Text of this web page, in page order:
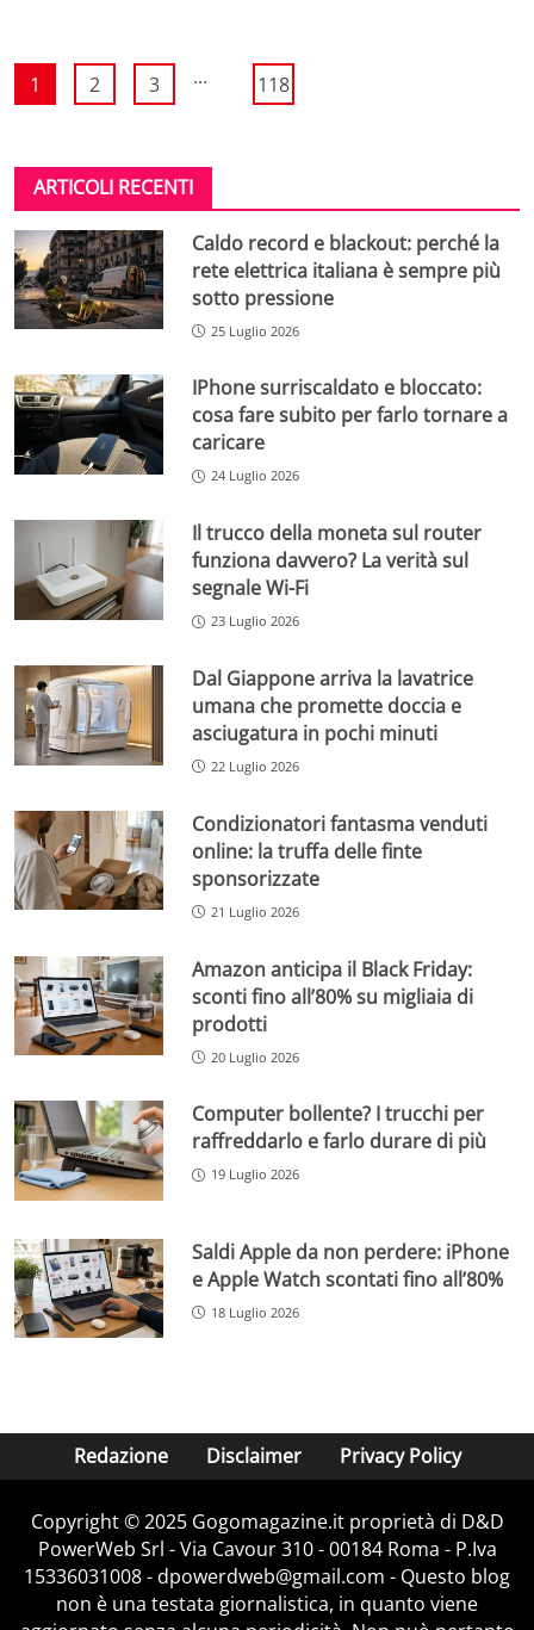
1 2 3 ... 118
ARTICOLI RECENTI
Caldo record e blackout: perché la
rete elettrica italiana è sempre più
sotto pressione
25 Luglio 2026
IPhone surriscaldato e bloccato:
cosa fare subito per farlo tornare a
caricare
24 Luglio 2026
Il trucco della moneta sul router
funziona davvero? La verità sul
segnale Wi-Fi
23 Luglio 2026
Dal Giappone arriva la lavatrice
umana che promette doccia e
asciugatura in pochi minuti
22 Luglio 2026
Condizionatori fantasma venduti
online: la truffa delle finte
sponsorizzate
21 Luglio 2026
Amazon anticipa il Black Friday:
sconti fino all’80% su migliaia di
prodotti
20 Luglio 2026
Computer bollente? I trucchi per
raffreddarlo e farlo durare di più
19 Luglio 2026
Saldi Apple da non perdere: iPhone
e Apple Watch scontati fino all’80%
18 Luglio 2026
Redazione Disclaimer Privacy Policy
Copyright © 2025 Gogomagazine.it proprietà di D&D
PowerWeb Srl - Via Cavour 310 - 00184 Roma - P.Iva
15336031008 - dpowerdweb@gmail.com - Questo blog
non è una testata giornalistica, in quanto viene